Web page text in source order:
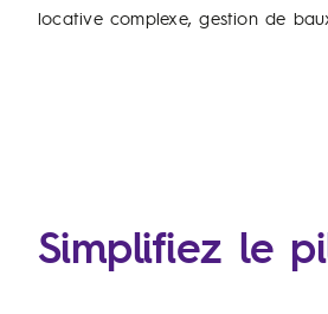
locative complexe, gestion de
Simplifiez le